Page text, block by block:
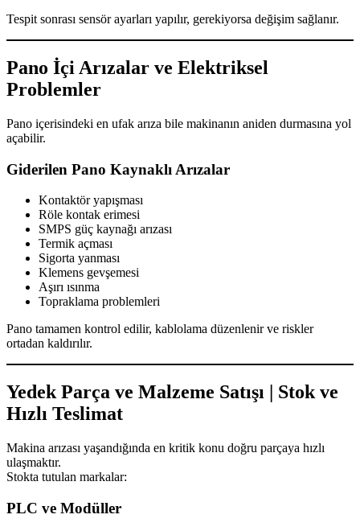
Tespit sonrası sensör ayarları yapılır, gerekiyorsa değişim sağlanır.
Pano İçi Arızalar ve Elektriksel
Problemler
Pano içerisindeki en ufak arıza bile makinanın aniden durmasına yol
açabilir.
Giderilen Pano Kaynaklı Arızalar
Kontaktör yapışması
Röle kontak erimesi
SMPS güç kaynağı arızası
Termik açması
Sigorta yanması
Klemens gevşemesi
Aşırı ısınma
Topraklama problemleri
Pano tamamen kontrol edilir, kablolama düzenlenir ve riskler
ortadan kaldırılır.
Yedek Parça ve Malzeme Satışı | Stok ve
Hızlı Teslimat
Makina arızası yaşandığında en kritik konu doğru parçaya hızlı
ulaşmaktır.
Stokta tutulan markalar:
PLC ve Modüller